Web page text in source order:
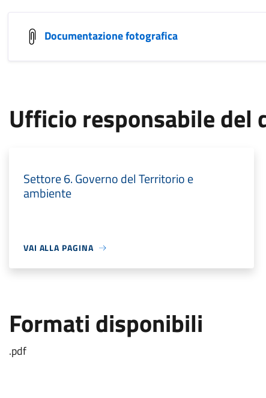
Documentazione fotografica
Ufficio responsabile del
Settore 6. Governo del Territorio e
ambiente
VAI ALLA PAGINA
Formati disponibili
.pdf